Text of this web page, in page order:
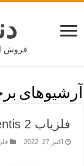
فروش
آرشیوهای
فلزیاب Adventis 2 ساخت XP فرانسه
اکتبر 27, 2022